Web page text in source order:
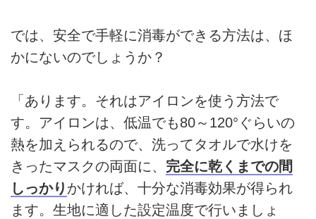
では、安全で手軽に消毒ができる方法は、ほ
かにないのでしょうか？
「あります。それはアイロンを使う方法で
す。アイロンは、低温でも80～120°ぐらいの
熱を加えられるので、洗ってタオルで水けを
きったマスクの両面に、 完全に乾くまでの間
しっかり かければ、十分な消毒効果が得られ
ます。生地に適した設定温度で行いましょ